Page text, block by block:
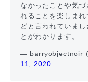
なかったことや気
れることを楽しま
どと言われていま
とがわかります。
— barryobjectnoir
11, 2020